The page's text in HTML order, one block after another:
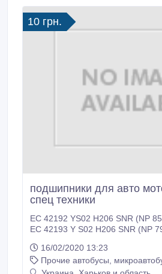
10 грн.
подшипники для авто
спец техники
EC 42192 YS02 H206 SNR (NP
EC 42193 Y S02 H206 SNR (NP
H206 SNR (NP 718852/ NP
H206 SNR (+30206) EC 42228
16/02/2020 13:23
Прочие автобусы,